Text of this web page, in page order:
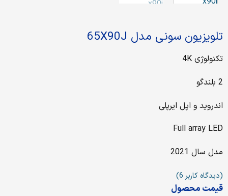
تلویزیون سونی مدل 65X90J
تکنولوژی 4K
2 بلندگو
اندروید و اپل ایرپلی
Full array LED
مدل سال 2021
(دیدگاه کاربر 6
)
قیمت محصول